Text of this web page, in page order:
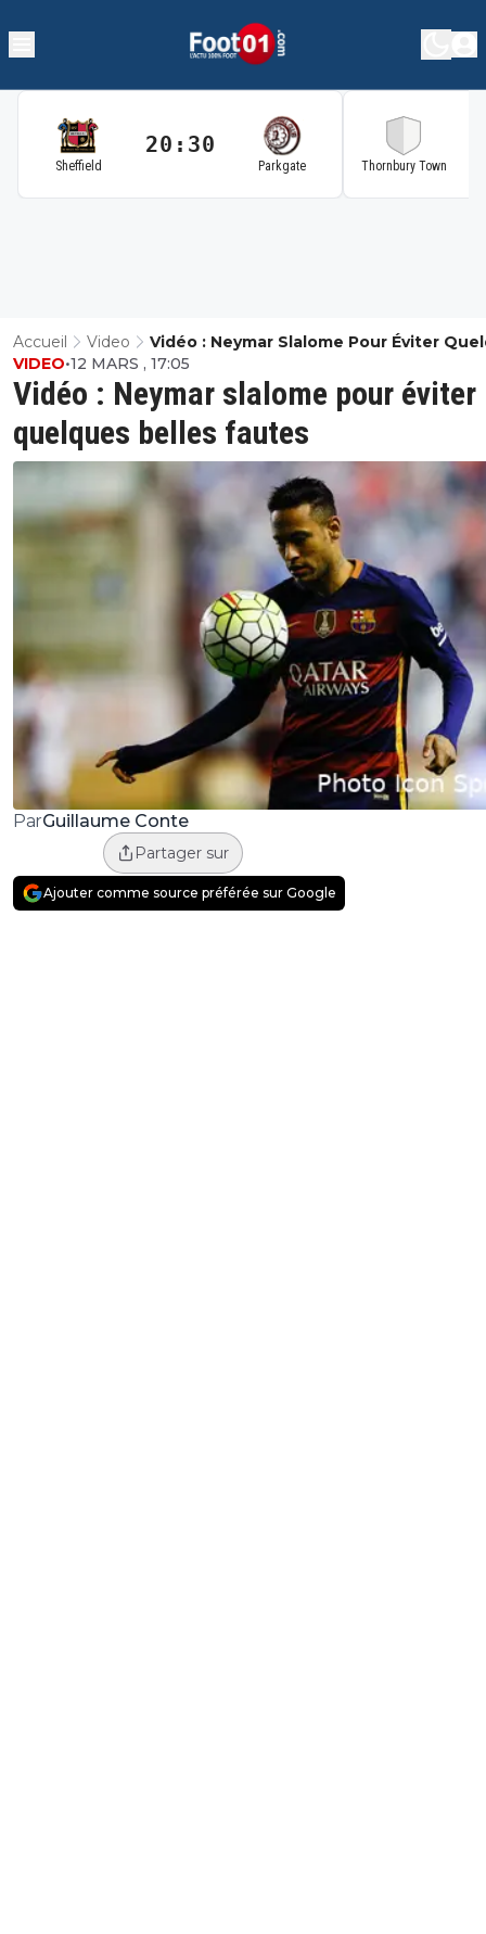
Sheffield
20:30
Parkgate Thornbury Town
Accueil Video
Vidéo : Neymar Slalome Pour Éviter
Belles Fautes
Vidéo : Neymar slalome pour éviter
quelques belles fautes
VIDEO•12 MARS , 17:05
ParGuillaume Conte
Partager sur
Ajouter comme source préférée sur Google